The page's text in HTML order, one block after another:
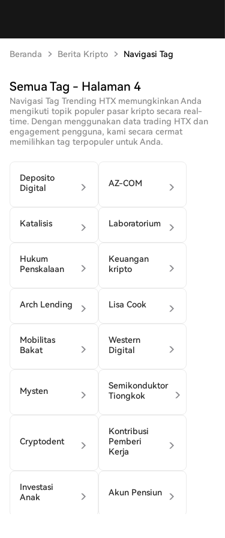
Beranda Berita Kripto Navigasi Tag
Semua Tag - Halaman 4
Navigasi Tag Trending HTX memungkinkan Anda
mengikuti topik populer pasar kripto secara real-
time. Dengan menggunakan data trading HTX dan
engagement pengguna, kami secara cermat
memilihkan tag terpopuler untuk Anda.
Deposito
Digital
AZ-COM
Katalisis Laboratorium
Hukum
Penskalaan
Keuangan
kripto
Arch Lending Lisa Cook
Mobilitas
Bakat
Western
Digital
Mysten
Semikonduktor
Tiongkok
Cryptodent
Kontribusi
Pemberi
Kerja
Investasi
Anak
Akun Pensiun